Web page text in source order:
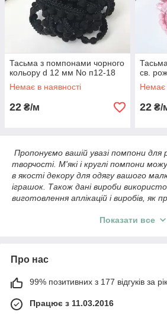
Тасьма з помпонами чорного
кольору d 12 мм No п12-18
Немає в наявності
22 ₴/м
св.
Немає
22 ₴/
Пропонуємо вашій увазі помпони для
творчості. М'які і круглі помпони
в якості декору для одягу вашого
іграшок. Також дані вироби
виготовлення аплікацій і виробів, як
а за вагою майже не відчутні. З
Ковдри
Кокони
Ці елементи, як правило, пухнасті і
Показати все
Про нас
99% позитивних з 177 відгуків за рік
Працює з 11.03.2016